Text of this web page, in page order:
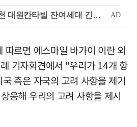
따르면 에스마일 바가이 이란 외
기자회견에서 "우리가 14개 항
측은 자국의 고려 사항을 제기
응해 우리의 고려 사항을 제시